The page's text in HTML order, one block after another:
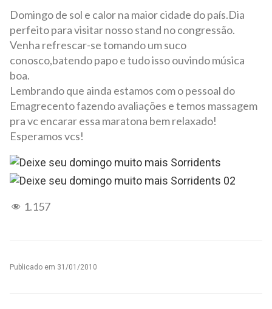
Domingo de sol e calor na maior cidade do país.Dia
perfeito para visitar nosso stand no congressão.
Venha refrescar-se tomando um suco
conosco,batendo papo e tudo isso ouvindo música
boa.
Lembrando que ainda estamos com o pessoal do
Emagrecento fazendo avaliações e temos massagem
pra vc encarar essa maratona bem relaxado!
Esperamos vcs!
1.157
Publicado em 31/01/2010